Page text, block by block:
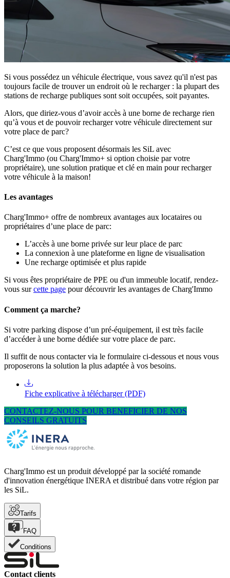
Si vous possédez un véhicule électrique, vous savez qu'il n'est pas
toujours facile de trouver un endroit où le recharger : la plupart des
stations de recharge publiques sont soit occupées, soit payantes.
Alors, que diriez-vous d’avoir accès à une borne de recharge rien
qu’à vous et de pouvoir recharger votre véhicule directement sur
votre place de parc?
C’est ce que vous proposent désormais les SiL avec
Charg'Immo (ou Charg'Immo+ si option choisie par votre
propriétaire), une solution pratique et clé en main pour recharger
votre véhicule à la maison!
Les avantages
Charg'Immo+ offre de nombreux avantages aux locataires ou
propriétaires d’une place de parc:
L’accès à une borne privée sur leur place de parc
La connexion à une plateforme en ligne de visualisation
Une recharge optimisée et plus rapide
Si vous êtes propriétaire de PPE ou d'un immeuble locatif, rendez-
vous surcette page pour découvrir les avantages de Charg'Immo
Comment ça marche?
Si votre parking dispose d’un pré-équipement, il est très facile
d’accéder à une borne dédiée sur votre place de parc.
Il suffit de nous contacter via le formulaire ci-dessous et nous vous
proposerons la solution la plus adaptée à vos besoins.
Fiche explicative à télécharger (PDF)
CONTACTEZ-NOUS POUR BENEFICIER DE NOS
CONSEILS GRATUITS
Charg'Immo est un produit développé par la société romande
d'innovation énergétique INERA et distribué dans votre région par
les SiL.
Tarifs
FAQ
Conditions
Contact clients